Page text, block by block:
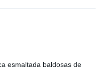
esmaltada baldosas de